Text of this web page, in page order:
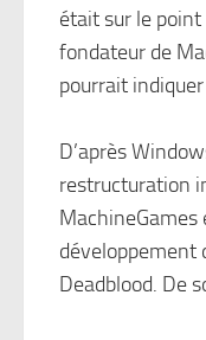
était sur le point
fondateur de
pourrait
D’après
restructuration
MachineGames
développement
Deadblood. De